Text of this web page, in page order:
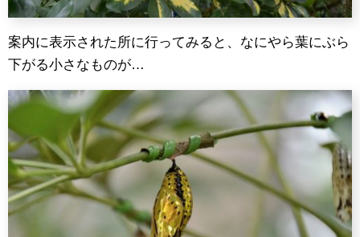
案内に表示された所に行ってみると、なにやら葉にぶら
下がる小さなものが…